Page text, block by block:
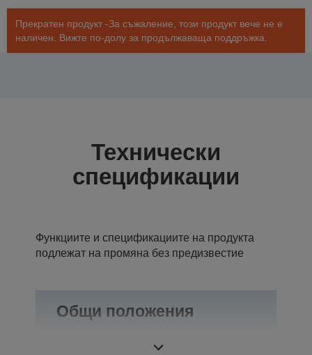
Прекратен продукт -За съжаление, този продукт вече не е
наличен. Вижте по-долу за продължаваща поддръжка.
Технически
спецификации
Функциите и спецификациите на продукта
подлежат на промяна без предизвестие
Общи положения